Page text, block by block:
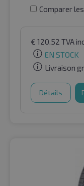
Comparer
€ 120.52 TVA
EN STOCK
Livraison
Détails